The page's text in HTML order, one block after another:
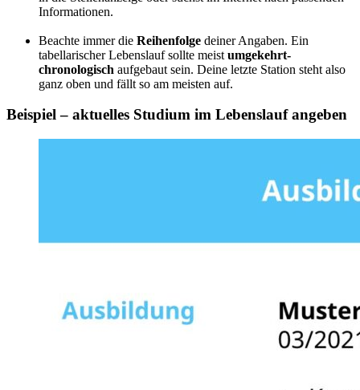
Informationen.
Beachte immer die Reihenfolge deiner Angaben. Ein
tabellarischer Lebenslauf sollte meist umgekehrt-
chronologisch aufgebaut sein. Deine letzte Station steht also
ganz oben und fällt so am meisten auf.
Beispiel – aktuelles Studium im Lebenslauf angeben